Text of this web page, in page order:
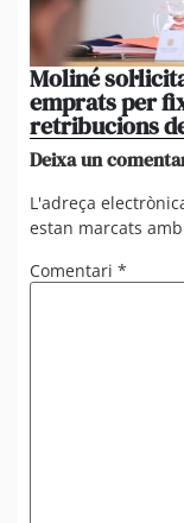
Moliné
emprats per
retribucions
Deixa un
L'adreça
estan marcats amb
Comentari *